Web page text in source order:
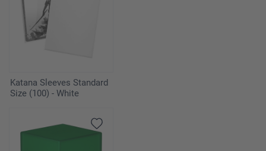
Katana Sleeves Standard
Size (100) - White